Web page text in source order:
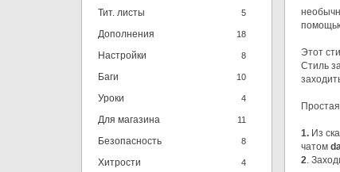
Тит. листы 5
Дополнения 18
Настройки 8
Баги 10
Уроки 4
Для магазина 11
Безопасность 8
Хитрости 4
Этот
Стиль
1. Из
чатом
2.